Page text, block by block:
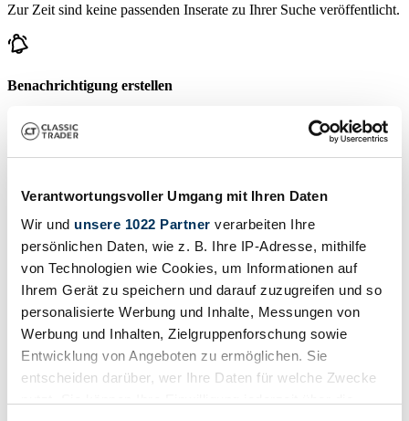
Verantwortungsvoller Umgang mit Ihren Daten
Wir und unsere 1022 Partner verarbeiten Ihre
persönlichen Daten, wie z. B. Ihre IP-Adresse, mithilfe
von Technologien wie Cookies, um Informationen auf
Ihrem Gerät zu speichern und darauf zuzugreifen und so
personalisierte Werbung und Inhalte, Messungen von
Werbung und Inhalten, Zielgruppenforschung sowie
Entwicklung von Angeboten zu ermöglichen. Sie
entscheiden darüber, wer Ihre Daten für welche Zwecke
Zur Zeit sind keine passenden Inserate zu Ihrer Suche veröffentlicht.
Benachrichtigung erstellen
Lassen Sie sich benachrichtigen, sobald ein Inserat veröffentlicht
wird, das Ihren Suchkriterien entspricht.
Fahrzeug inserieren
Sie haben einen Dare, den Sie verkaufen wollen? Dann erstellen Sie
jetzt ein Inserat.
Fahrzeug inserieren
Bald endende Auktionen
Alle Auktionen ansehen
Auktion